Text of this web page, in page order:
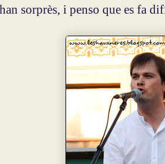
sorprès, i penso que es fa